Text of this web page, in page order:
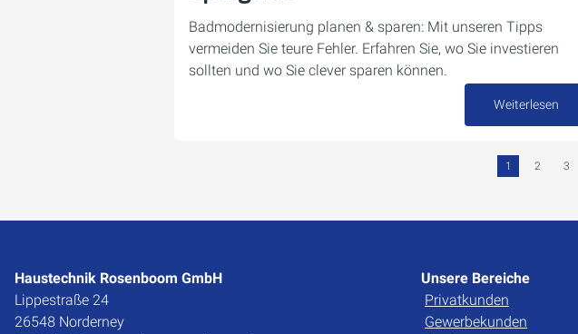
Badmodernisierung planen & sparen: Mit unseren Tipps
vermeiden Sie teure Fehler. Erfahren Sie, wo Sie investieren
sollten und wo Sie clever sparen können.
18. Mai 2026
Weiterlesen
1 2 3
Haustechnik Rosenboom GmbH
Lippestraße 24
26548 Norderney
Unsere Bereiche
Privatkunden
Gewerbekunden